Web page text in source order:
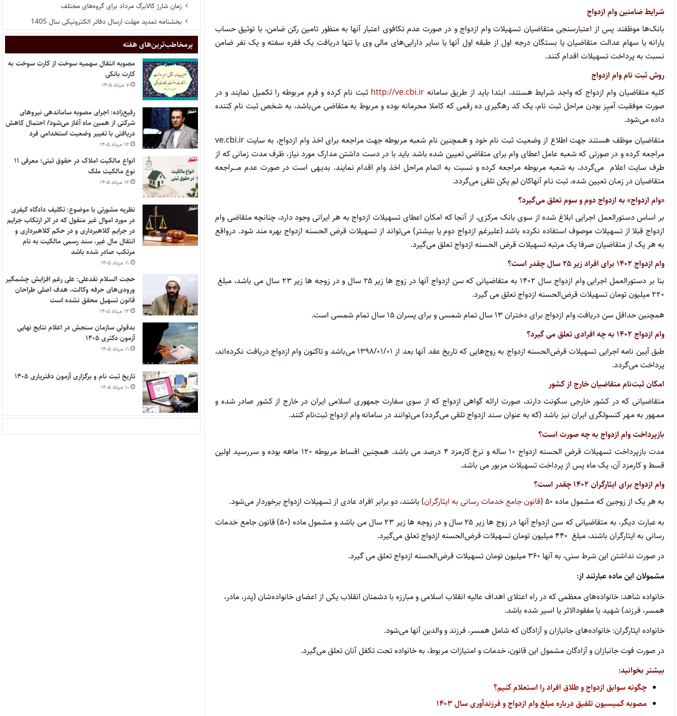
شرایط ضامنین وام ازدواج
بانک‌ها موظفند پس از اعتبارسنجی متقاضیان تسهیلات وام ازدواج و در صورت عدم تکافوی اعتبار آنها به منظور تامین رکن ضامن، با توثیق حساب
یارانه یا سهام عدالت متقاضیان یا بستگان درجه اول از طبقه اول آنها یا سایر دارایی‌های مالی وی یا تنها دریافت یک فقره سفته و یک نفر ضامن
نسبت به پرداخت تسهیلات اقدام کنند.
روش ثبت نام وام ازدواج
کلیه متقاضیان وام ازدواج که واجد شرایط هستند، ابتدا باید از طریق سامانه http://ve.cbi.ir ثبت نام کرده و فرم مربوطه را تکمیل نمایند و در
صورت موفقیت آمیِز بودن مراحل ثبت نام، یک کد رهگیری ده رقمی که کاملا محرمانه بوده و مربوط به متقاضی می‌باشد، به شخص ثبت نام کننده
داده می‌شود.
متقاضیان موظف هستند جهت اطلاع از وضعیت ثبت نام خود و هـمچنین نام شعبه مربوطه جهت مراجعه برای اخذ وام ازدواج، به سایت ve.cbi.ir
مراجعه کرده و در صورتی که شعبه عامل اعطای وام برای متقاضی تعیین شده باشد باید با در دست داشتن مدارک مورد نیاز، ظرف مدت زمانی که از
طرف سایت اعلام می‌گردد، به شعبه مربوطه مراجعه کرده و نسبت به اتمام مراحل اخذ وام اقدام نمایند. بدیـهی است در صورت عدم مــــراجعه
متقاضیان در زمـان تعیین شده، ثبت نـام آنهاکان لم یکن تلقی می‌گردد.
«وام ازدواج» به ازدواج دوم و سوم تعلق می‌گیرد؟
بر اساس دستورالعمل اجرایی ابلاغ شده از سوی بانک مرکزی، از آنجا که امکان اعطای تسهیلات ازدواج به هر ایرانی وجود دارد، چنانچه متقاضی وام
ازدواج قبلا از تسهیلات موصوف استفاده نکرده باشد (علیرغم ازدواج دوم یا بیشتر) می‌تواند از تسهیلات قرض الحسنه ازدواج بهره مند شود. درواقع
به هر یک از متقاضیان صرفا یک مرتبه تسهیلات قرض الحسنه ازدواج تعلق می‌گیرد.
وام ازدواج ۱۴۰۲ برای افراد زیر۲۵ سال چقدر است؟
بنا بر دستورالعمل اجرایی وام ازدواج سال ۱۴۰۲ به متقاضیانی که سن ازدواج آنها در زوج ها زیر ۲۵ سال و در زوجه ها زیر ۲۳ سال می باشد، مبلغ
۲۲۰ میلیون تومان تسهیلات قرض‌الحسنه ازدواج تعلق می گیرد.
همچنین حداقل سن دریافت وام ازدواج برای دختران ۱۳ سال تمام شمسی و برای پسران ۱۵ سال تمام شمسی است.
وام ازدواج ۱۴۰۲ به چه افرادی تعلق می گیرد؟
طبق آیین نامه اجرایی تسهیلات قرض‌الحسنه ازدواج به زوج‌هایی که تاریخ عقد آنها بعد از ۰۱‏/۰۱‏/۱۳۹۸ می‌باشد و تاکنون وام ازدواج دریافت نکرده‌اند،
پرداخت می‌گردد.
امکان ثبت‌نام متقاضیان خارج از کشور
متقاضیانی که در کشور خارجی سکونت دارند، صورت ارائه گواهی ازدواج که از سوی سفارت جمهوری اسلامی ایران در خارج از کشور صادر شده و
ممـهور به مـهر کنسولگری ایران نیز باشد (که به عنوان سـند ازدواج تلقی می‌گردد) می‌توانند در سامانه وام ازدواج ثبت‌نام کنند.
بازپرداخت وام ازدواج به چه صورت است؟
مدت بازپرداخت تسهیلات قرض الحسنه ازدواج ۱۰ ساله و نرخ کارمزد ۴ درصد می باشد. همچنین اقساط مربوطه ۱۲۰ ماهه بوده و سررسید اولین
قسط و کارمزد آن، یک ماه پس از پرداخت تسهیلات مزبور می باشد.
وام ازدواج برای ایثارگران ۱۴۰۲ چقدر است؟
به هر یک از زوجین که مشمول ماده ۵۰ (
قانون جامع خدمات رسانی به ایثارگران) باشند، دو برابر افراد عادی از تسهیلات ازدواج برخوردار می‌شود.
به عبارت دیگر، به متقاضیانی که سن ازدواج آنها در زوج ها زیر ۲۵ سال و در زوجه ها زیر ۲۳ سال می باشد و مشمول ماده (۵۰) قانون جامع خدمات
رسانی به ایثارگران باشند، مبلغ ۴۴۰ میلیون تومان تسهیلات قرض‌الحسنه ازدواج تعلق می‌گیرد.
در صورت نداشتن این شرط سنی، به آنها ۳۶۰ میلیون تومان تسهیلات قرض‌الحسنه ازدواج تعلق می گیرد.
مشمولان این ماده عبارتند از:
خانواده شاهد: خانواده‌های معظمی که در راه اعتلای اهداف عالیه انقلاب اسلامی و مبارزه با دشمنان انقلاب یکی از اعضای خانواده‌شان (پدر، مادر،
همسر، فرزند) شهید یا مفقودالاثر یا اسیر شده باشد.
خانواده ایثارگران: خانواده‌های جانبازان و آزادگان که شامل همسر، فرزند و والدین آنها می‌شود.
در صورت فوت جانبازان و آزادگان مشمول این قانون، خدمات و امتیازات مربوط، به خانواده تحت تکفل آنان تعلق می‌گیرد.
بیشتر بخوانید:
چگونه سوابق ازدواج و طلاق افراد را استعلام کنیم؟
مصوبه کمیسیون تلفیق درباره مبلغ وام ازدواج و فرزندآوری سال ۱۴۰۳
زمان شارژ کالابرگ مرداد برای گروه‌های مختلف
بخشنامه تمدید مهلت ارسال دفاتر الکترونیکی سال 1405
پر‌مخاطب‌ترین‌های هفته
مصوبه انتقال سهمیه سوخت از کارت سوخت به
کارت بانکی
۷ مرداد ۱۴۰۵
رفیع‌زاده: اجرای مصوبه ساماندهی نیروهای
شرکتی از همین ماه آغاز می‌شود/ احتمال کاهش
دریافتی با تغییر وضعیت استخدامی فرد
۱۲ مرداد ۱۴۰۵
انواع مالکیت املاک در حقوق ثبتی؛ معرفی ۱۱
نوع مالکیت ملک
۱۲ مرداد ۱۴۰۵
نظریه مشورتی با موضوع: تکلیف دادگاه کیفری
در مورد اموال غیر منقول که در اثر ارتکاب جرایم
در جرایم کلاهبرداری و در حکم کلاهبرداری و
انتقال مال غیر، سند رسمی مالکیت به نام
مرتکب صادر شده باشد
۱۱ مرداد ۱۴۰۵
حجت السلام نقدعلی: علی رغم افزایش چشمگیر
ورودی‌های حرفه وکالت، هدف اصلی طراحان
قانون تسهیل محقق نشده است
۱۴ مرداد ۱۴۰۵
بدقولی سازمان سنجش در اعلام نتایج نهایی
آزمون دکتری ۱۴۰۵
۱۱ مرداد ۱۴۰۵
تاریخ ثبت نام و برگزاری آزمون دفتریاری ۱۴۰۵
۱۰ مرداد ۱۴۰۵